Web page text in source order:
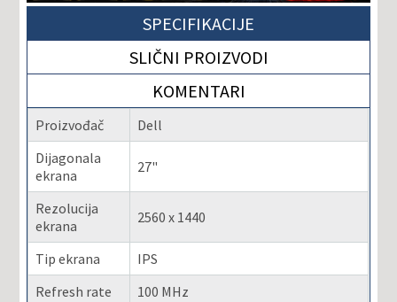
SPECIFIKACIJE
SLIČNI PROIZVODI
KOMENTARI
Proizvođač
Dell
Dijagonala
ekrana
27"
Rezolucija
ekrana
2560 x 1440
Tip ekrana
IPS
Refresh rate
100 MHz